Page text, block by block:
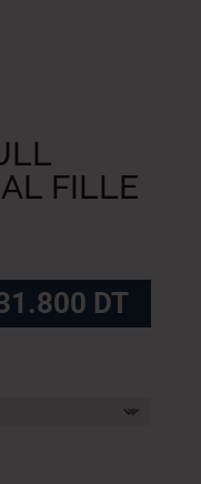
FILLE
DT
de
DT